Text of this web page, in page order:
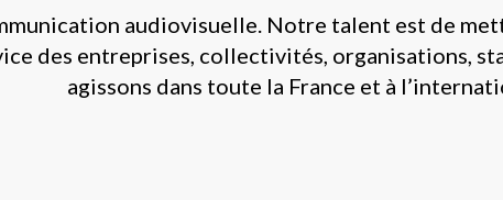
audiovisuelle. Notre talent est de
des entreprises, collectivités, organisations,
agissons dans toute la France et à